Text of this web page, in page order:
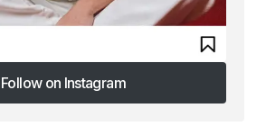
Follow on Instagram
Follow on Instagram